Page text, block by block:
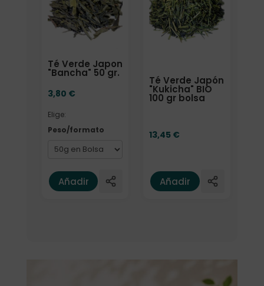
Té Verde Japon
"Bancha" 50 gr.
3,80 €
Elige:
Peso/formato
Añadir
Té Verde Japón
"Kukicha" BIO
100 gr bolsa
13,45 €
Añadir